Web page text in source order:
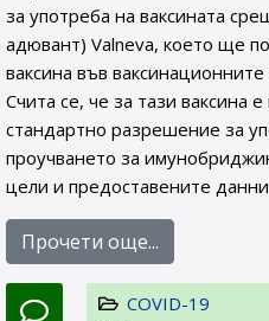
за употреба на ваксината
адювант) Valneva, което ще
ваксина във
Счита се, че за тази ваксина
стандартно разрешение за
проучването за
цели и предоставените
Прочети още...
COVID-19